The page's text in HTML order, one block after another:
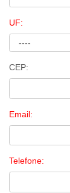
UF:
CEP:
Email:
Telefone: